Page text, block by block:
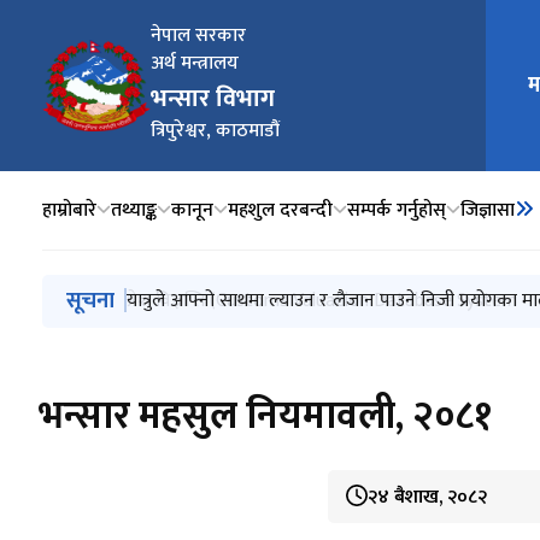
नेपाल सरकार
अर्थ मन्त्रालय
भन्सार विभाग
त्रिपुरेश्वर, काठमाडौं
मुख्य
हाम्रोबारे तथ्याङ्क कानून महशुल दरबन्दी सम्पर्क गर्नुहोस् जिज्ञासा
मुख्य नेभिगेसनमा जानुहोस्
सूचना प्रेस विज्ञप्ति (मुस्ताङ र रसुवा भन्सार कार्यालयबाट भएको
यात्रुले आफ्नो साथमा ल्याउन र लैजान पाउने निजी प्रयोगका
प्रेश विज्ञप्ति (Customs Valuation Database System
किटानी विवरण घोषणा सम्बन्धी मार्गदर्शन, २०८३
भन्सार आचार संहिता, २०८२
भन्सार महसुल नियमावली, २०८१
२४ बैशाख, २०८२